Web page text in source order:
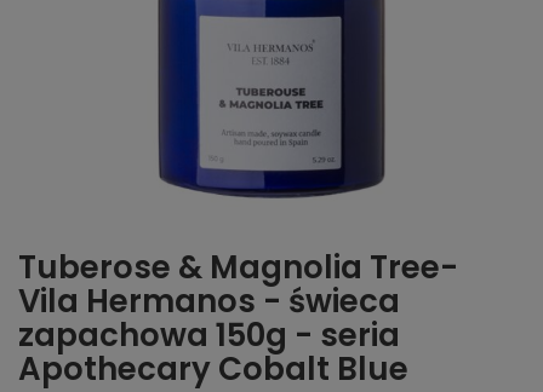
Tuberose & Magnolia Tree-
Vila Hermanos - świeca
zapachowa 150g - seria
Apothecary Cobalt Blue